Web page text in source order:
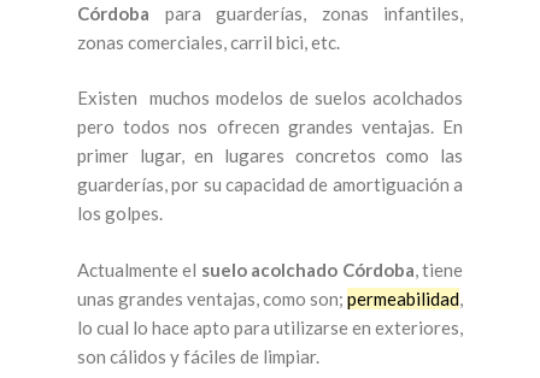
Córdoba para guarderías, zonas infantiles,
zonas comerciales, carril bici, etc.
Existen muchos modelos de suelos acolchados
pero todos nos ofrecen grandes ventajas. En
primer lugar, en lugares concretos como las
guarderías, por su capacidad de amortiguación a
los golpes.
Actualmente el suelo acolchado Córdoba , tiene
unas grandes ventajas, como son; permeabilidad
lo cual lo hace apto para utilizarse en exteriores,
son cálidos y fáciles de limpiar.